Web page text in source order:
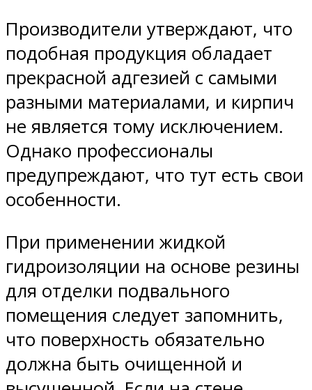
Производители утверждают, что
подобная продукция обладает
прекрасной адгезией с самыми
разными материалами, и кирпич
не является тому исключением.
Однако профессионалы
предупреждают, что тут есть свои
особенности.
При применении жидкой
гидроизоляции на основе резины
для отделки подвального
помещения следует запомнить,
что поверхность обязательно
должна быть очищенной и